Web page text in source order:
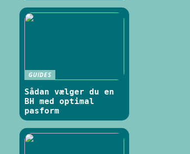
GUIDES
Sådan vælger du en
BH med optimal
pasform